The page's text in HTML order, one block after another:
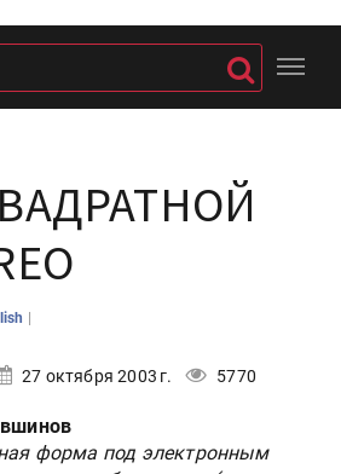
|
27 октября 2003 г. 5770
форма под электронным